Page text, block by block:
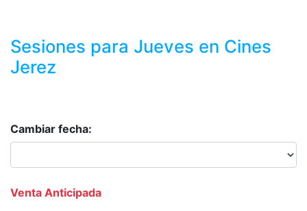
Sesiones para Jueves en Cines
Jerez
Cambiar fecha:
Venta Anticipada